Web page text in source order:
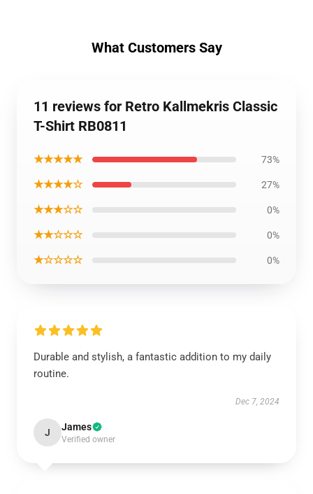
What Customers Say
11 reviews for Retro Kallmekris Classic
T-Shirt RB0811
★★★★★ 73%
★★★★☆ 27%
★★★☆☆ 0%
★★☆☆☆ 0%
★☆☆☆☆ 0%
Durable and stylish, a fantastic addition to my daily
routine.
Dec 7, 2024
J James
Verified owner